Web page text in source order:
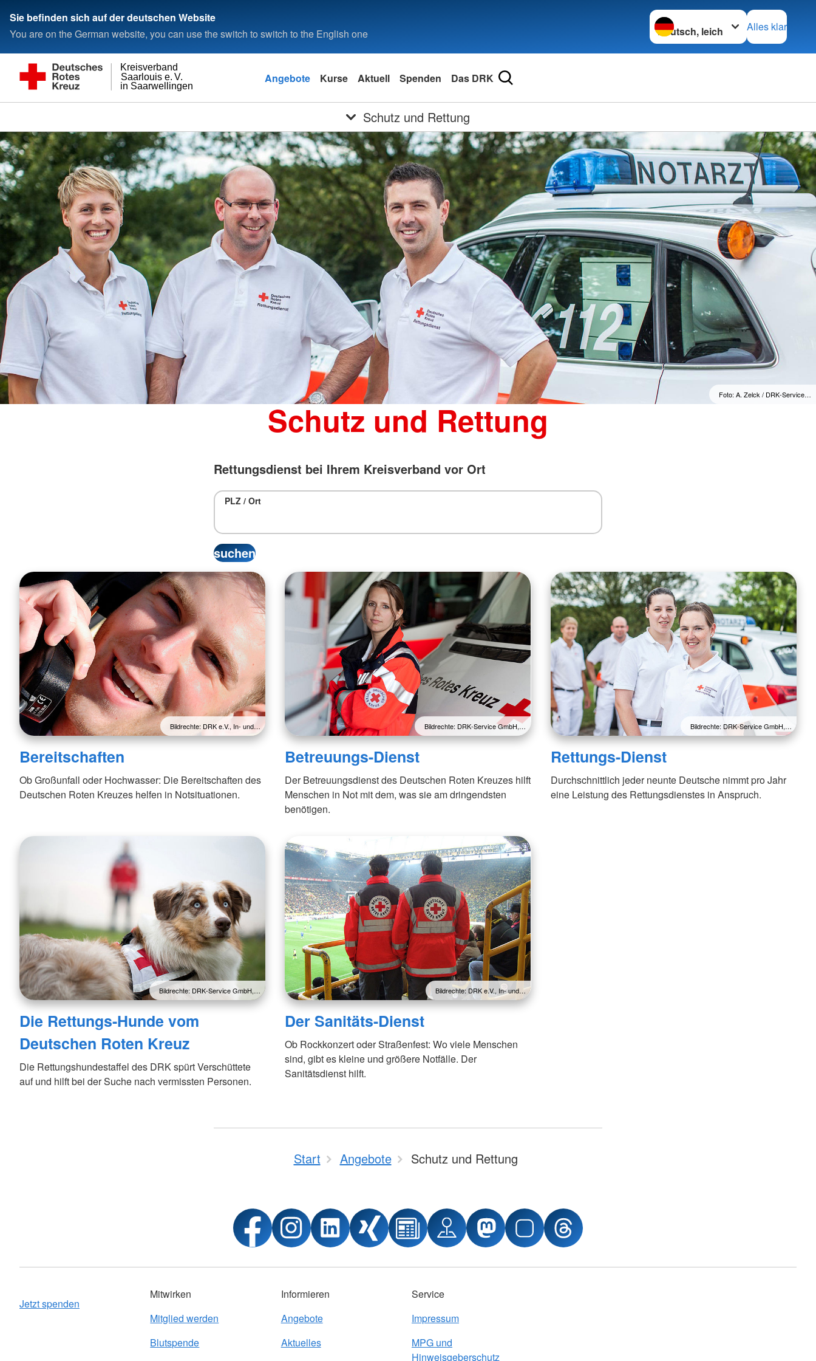
Sie befinden sich auf der deutschen Website
You are on the German website, you can use the switch to switch to the English one
Sprache wechseln zu
Alles klar
in Saarwellingen
Saarlouis e. V.
Kreisverband
Angebote Kurse Aktuell Spenden Das DRK
Schutz und Rettung
Foto: A. Zelck / DRK-Service…
Schutz und Rettung
Rettungsdienst bei Ihrem Kreisverband vor Ort
PLZ / Ort
Bildrechte: DRK e.V., In- und…
Bereitschaften
Ob Großunfall oder Hochwasser: Die Bereitschaften des
Deutschen Roten Kreuzes helfen in Notsituationen.
Bildrechte: DRK-Service GmbH,…
Betreuungs-Dienst
Der Betreuungsdienst des Deutschen Roten Kreuzes hilft
Menschen in Not mit dem, was sie am dringendsten
benötigen.
Bildrechte: DRK-Service GmbH,…
Rettungs-Dienst
Durchschnittlich jeder neunte Deutsche nimmt pro Jahr
eine Leistung des Rettungsdienstes in Anspruch.
Bildrechte: DRK-Service GmbH,…
Die Rettungs-Hunde vom
Deutschen Roten Kreuz
Die Rettungshundestaffel des DRK spürt Verschüttete
auf und hilft bei der Suche nach vermissten Personen.
Bildrechte: DRK e.V., In- und…
Der Sanitäts-Dienst
Ob Rockkonzert oder Straßenfest: Wo viele Menschen
sind, gibt es kleine und größere Notfälle. Der
Sanitätsdienst hilft.
Start Angebote Schutz und Rettung
Jetzt spenden
Mitwirken
Mitglied werden
Blutspende
Informieren
Angebote
Aktuelles
Service
Impressum
MPG und
Hinweisgeberschutz